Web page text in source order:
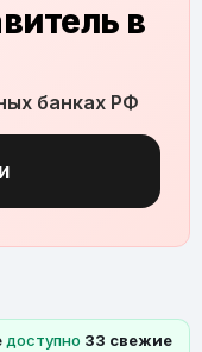
в
банках РФ
доступно 33 свежие